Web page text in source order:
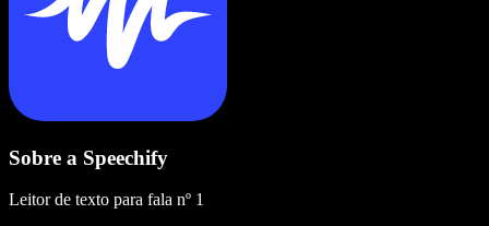
Sobre a Speechify
Leitor de texto para fala nº 1